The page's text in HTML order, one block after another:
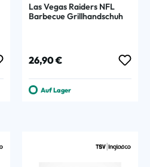
Las Vegas Raiders NFL
Barbecue Grillhandschuh
Regulärer Preis:
26,90 €
Auf Lager